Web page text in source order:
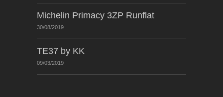
Michelin Primacy 3ZP Runflat
30/08/2019
TE37 by KK
09/03/2019